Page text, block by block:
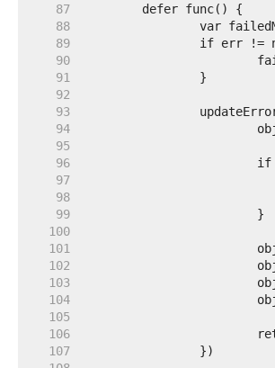
    87
    88
    89
    90
    91
    92
    93
    94
    95
    96
    97
    98
    99
   100
   101
   102
   103
   104
   105
   106
   107